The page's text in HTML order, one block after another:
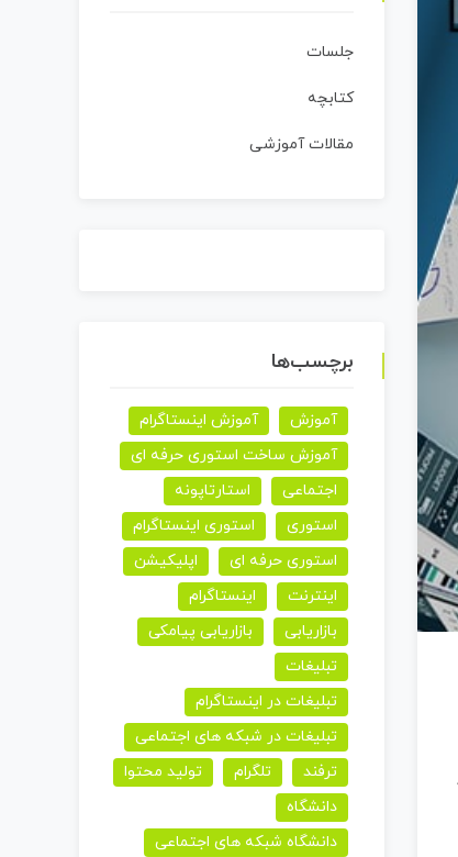
جلسات
کتابچه
مقالات آموزشی
برچسب‌ها
آموزش
آموزش اینستاگرام
آموزش ساخت استوری حرفه ای
اجتماعی
استارتاپونه
استوری
استوری اینستاگرام
استوری حرفه ای
اپلیکیشن
اینترنت
اینستاگرام
بازاریابی
بازاریابی پیامکی
تبلیغات
تبلیغات در اینستاگرام
تبلیغات در شبکه های اجتماعی
ترفند
تلگرام
تولید محتوا
دانشگاه
دانشگاه شبکه های اجتماعی